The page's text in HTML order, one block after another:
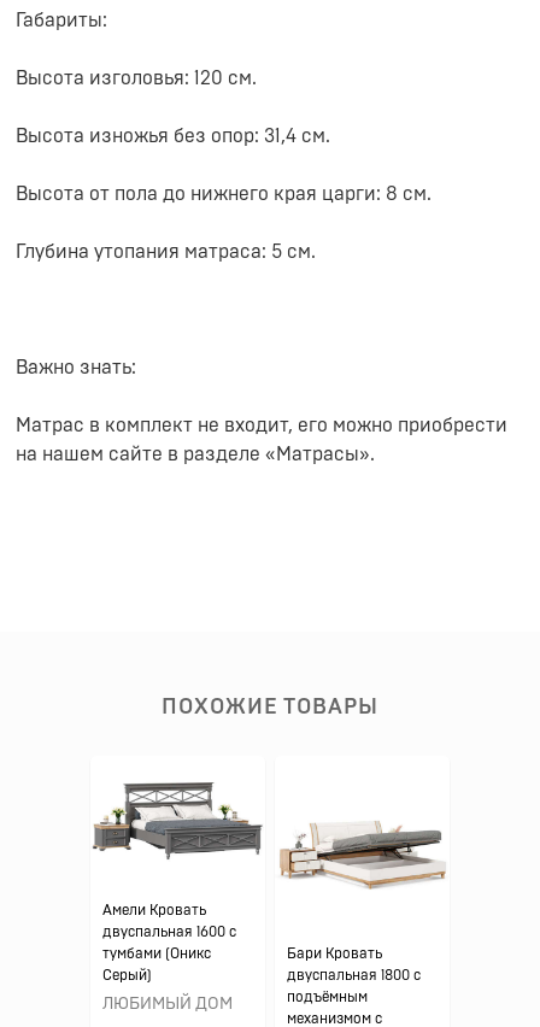
Габариты:
Высота изголовья: 120 см.
Высота изножья без опор: 31,4 см.
Высота от пола до нижнего края царги: 8 см.
Глубина утопания матраса: 5 см.
Важно знать:
Матрас в комплект не входит, его можно приобрести
на нашем сайте в разделе «Матрасы».
ПОХОЖИЕ ТОВАРЫ
Амели Кровать
двуспальная 1600 с
тумбами (Оникс
Серый)
ЛЮБИМЫЙ ДОМ
Бари Кровать
двуспальная 1800 с
подъёмным
механизмом с